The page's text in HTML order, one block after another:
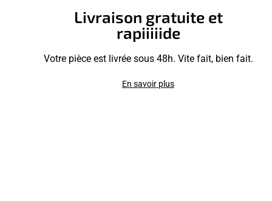
Livraison gratuite et
rapiiiiide
Votre pièce est livrée sous 48h. Vite fait, bien fait.
En savoir plus